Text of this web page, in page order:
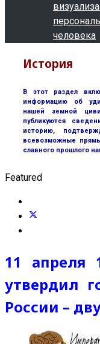
человека
История
В этот раздел
информацию об
нашей земной
публикуются
историю,
всевозможные
славного прошлого
Featured
11 апреля
утвердил
России –